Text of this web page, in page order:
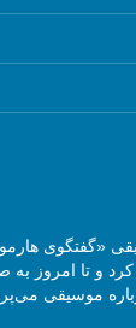
کار کرد و تا
موسیقی